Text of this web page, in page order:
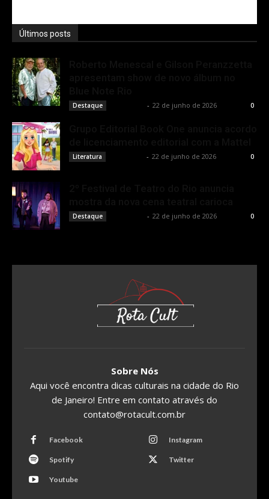
Últimos posts
Destaque - 22 de junho de 2026 0
Literatura - 22 de junho de 2026 0
Destaque - 22 de junho de 2026 0
Sobre Nós
Aqui você encontra dicas culturais na cidade do Rio
de Janeiro! Entre em contato através do
contato@rotacult.com.br
Facebook Instagram
Spotify Twitter
Youtube